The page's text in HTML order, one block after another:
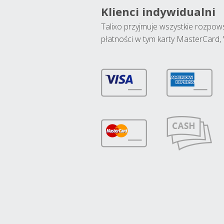
Klienci indywidualni
Talixo przyjmuje wszystkie
płatności w tym karty